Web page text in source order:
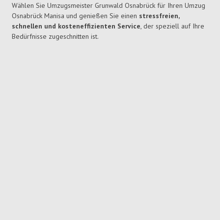
Wählen Sie Umzugsmeister Grunwald Osnabrück für Ihren Umzug
Osnabrück Manisa und genießen Sie einen stressfreien,
schnellen und kosteneffizienten Service, der speziell auf Ihre
Bedürfnisse zugeschnitten ist.